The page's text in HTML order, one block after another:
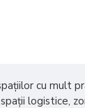
cu mult
logistice,